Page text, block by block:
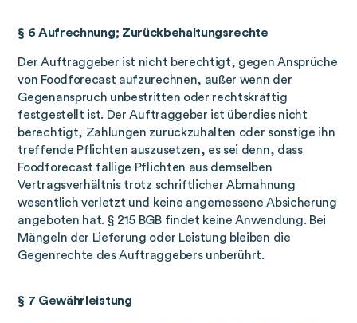
§ 6 Aufrechnung; Zurückbehaltungsrechte
Der Auftraggeber ist nicht berechtigt, gegen Ansprüche
von Foodforecast aufzurechnen, außer wenn der
Gegenanspruch unbestritten oder rechtskräftig
festgestellt ist. Der Auftraggeber ist überdies nicht
berechtigt, Zahlungen zurückzuhalten oder sonstige ihn
treffende Pflichten auszusetzen, es sei denn, dass
Foodforecast fällige Pflichten aus demselben
Vertragsverhältnis trotz schriftlicher Abmahnung
wesentlich verletzt und keine angemessene Absicherung
angeboten hat. § 215 BGB findet keine Anwendung. Bei
Mängeln der Lieferung oder Leistung bleiben die
Gegenrechte des Auftraggebers unberührt.
§ 7 Gewährleistung